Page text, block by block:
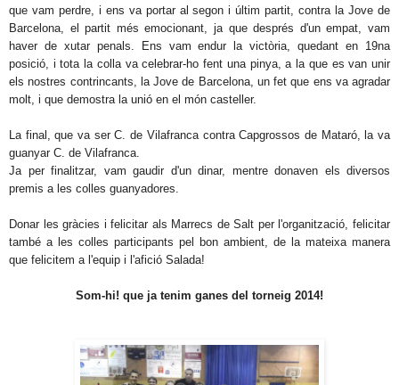
que vam perdre, i ens va portar al segon i últim partit, contra la Jove de
Barcelona, el partit més emocionant, ja que després d'un empat, vam
haver de xutar penals. Ens vam endur la victòria, quedant en 19na
posició, i tota la colla va celebrar-ho fent una pinya, a la que es van unir
els nostres contrincants, la Jove de Barcelona, un fet que ens va agradar
molt, i que demostra la unió en el món casteller.
La final, que va ser C. de Vilafranca contra Capgrossos de Mataró, la va
guanyar C. de Vilafranca.
Ja per finalitzar, vam gaudir d'un dinar, mentre donaven els diversos
premis a les colles guanyadores.
Donar les gràcies i felicitar als Marrecs de Salt per l'organització, felicitar
també a les colles participants pel bon ambient, de la mateixa manera
que felicitem a l'equip i l'afició Salada!
Som-hi! que ja tenim ganes del torneig 2014!